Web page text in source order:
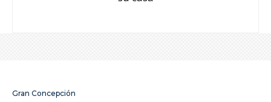
Gran Concepción